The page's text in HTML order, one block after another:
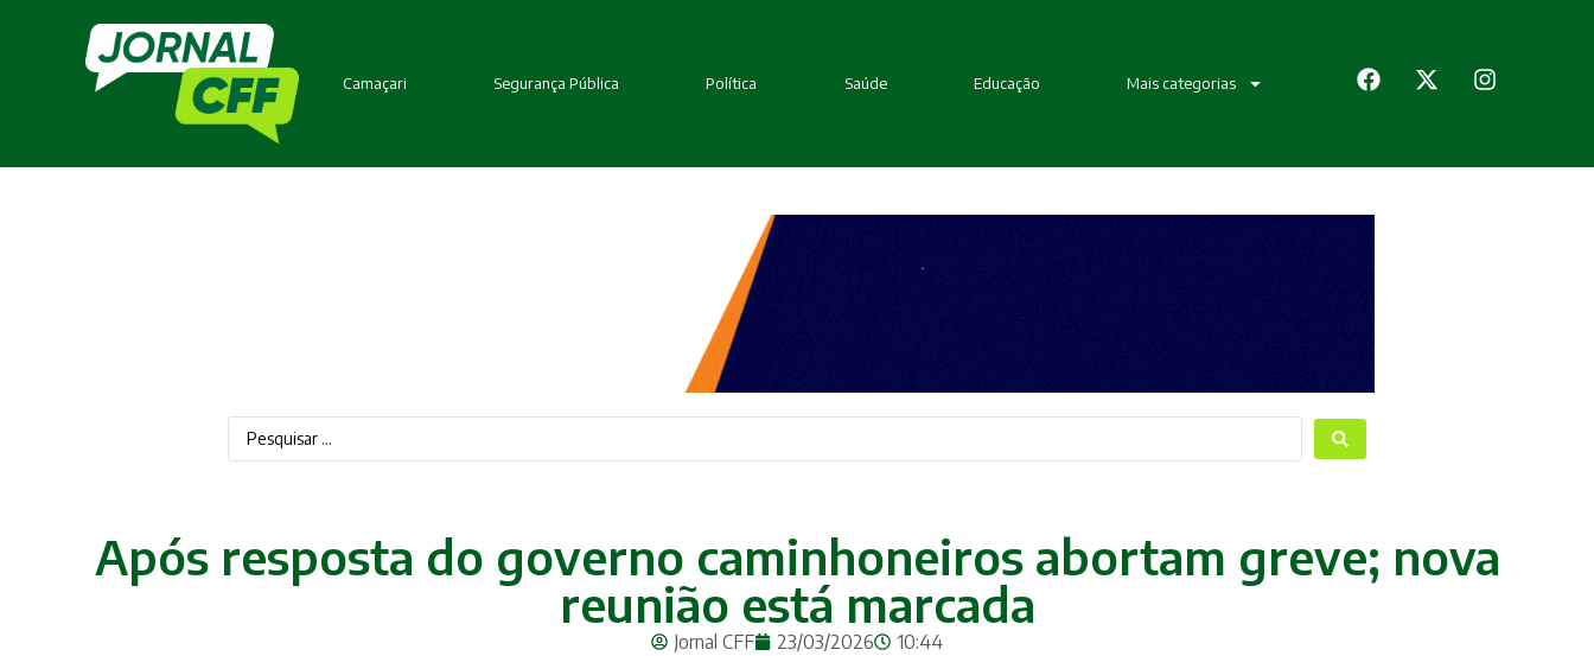
Camaçari Segurança Pública Política Saúde Educação Mais categorias
Após resposta do governo caminhoneiros abortam greve; nova
reunião está marcada
Jornal CFF 23/03/2026 10:44